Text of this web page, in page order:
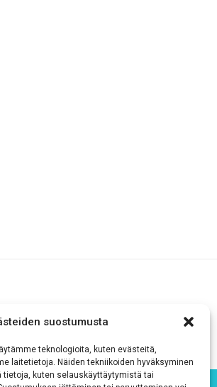
suostumusta
teknologioita, kuten evästeitä,
laitetietoja. Näiden tekniikoiden hyväksyminen
kuten selauskäyttäytymistä tai